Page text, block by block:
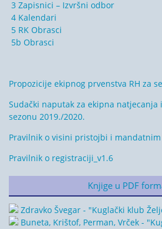
3 Zapisnici – Izvršni odbor
4 Kalendari
5 RK Obrasci
5b Obrasci
Propozicije ekipnog prvenstva RH za
Sudački naputak za ekipna natjecanja
sezonu 2019./2020.
Pravilnik o visini pristojbi i mandatnim
Pravilnik o registraciji_v1.6
Knjige u PDF
Zdravko Švegar - "Kuglački klub
Buneta, Krištof, Perman, Vrček -